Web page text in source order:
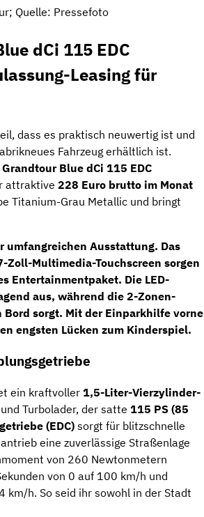
Quelle: Pressefoto
dCi 115 EDC
Leasing für
dass es praktisch neuwertig ist und
Fahrzeug erhältlich ist.
Blue dCi 115 EDC
attraktive 228 Euro brutto im Monat
Titanium-Grau Metallic und bringt
Ausstattung. Das
Zoll-Multimedia-Touchscreen sorgen
Entertainmentpaket. Die LED-
aus, während die 2-Zonen-
Bord sorgt. Mit der Einparkhilfe vorne
engsten Lücken zum Kinderspiel.
ein kraftvoller1,5-Liter-Vierzylinder-
Turbolader, der satte 115 PS (85
(EDC) sorgt für blitzschnelle
eine zuverlässige Straßenlage
von 260 Newtonmetern
von 0 auf 100 km/h und
h. So seid ihr sowohl in der Stadt